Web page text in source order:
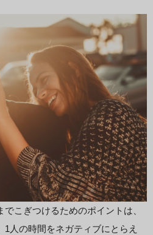
こぎつけるためのポイントは、
人の時間をネガティブにとらえ